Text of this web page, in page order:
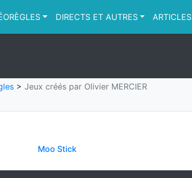
DIRECTS ET AUTRES ARTICLES
> Jeux créés par Olivier MERCIER
Moo Stick